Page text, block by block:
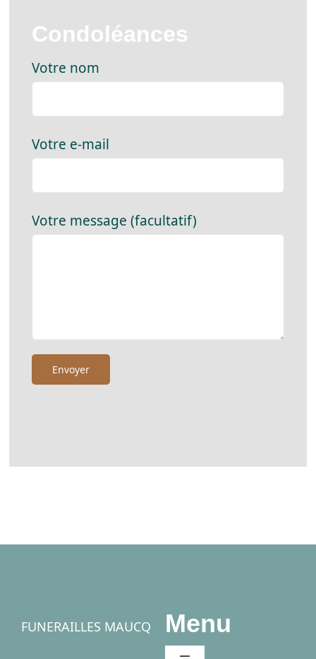
Condoléances
Votre nom
Votre e-mail
Votre message (facultatif)
FUNERAILLES MAUCQ Menu